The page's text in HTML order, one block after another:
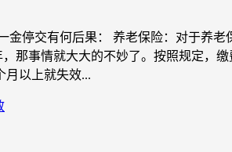
金停交有何后果： 养老保险：对于养
那事情就大大的不妙了。按照规定，
月以上就失效...